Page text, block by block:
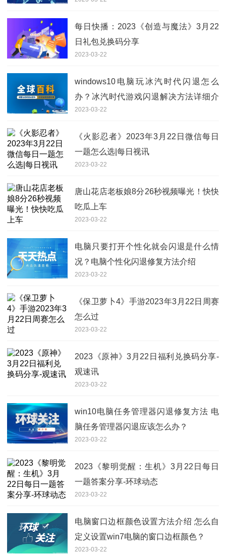
每日快播：2023《创造与魔法》3月22
日礼包兑换码分享
2023-03-22
windows10电脑玩冰汽时代闪退怎么
办？冰汽时代游戏闪退解决方法详细介
绍
2023-03-22
《火影忍者》2023年3月22日微信每日
一题怎么选|每日视讯
2023-03-22
唐山花店老板娘8分26秒视频曝光！快快
吃瓜上车
2023-03-22
电脑只要打开个性化就会闪退是什么情
况？电脑个性化闪退修复方法介绍
2023-03-22
《保卫萝卜4》手游2023年3月22日周赛
怎么过
2023-03-22
2023《原神》3月22日福利兑换码分享-
观速讯
2023-03-22
win10电脑任务管理器闪退修复方法 电
脑任务管理器闪退应该怎么办？
2023-03-22
2023《黎明觉醒：生机》3月22日每日
一题答案分享-环球动态
2023-03-22
电脑窗口边框颜色设置方法介绍 怎么自
定义设置win7电脑的窗口边框颜色？
2023-03-22